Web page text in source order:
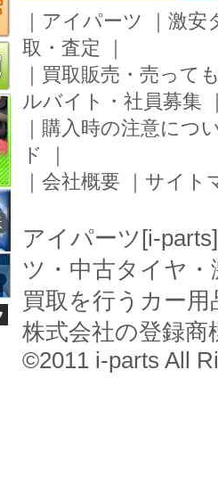
｜ アイパーツ ｜ 激安
取・査定 ｜
｜ 買取販売・売って
ルバイト・社員募集
｜ 購入時の注意につ
ド
｜
｜ 会社概要 ｜ サイト
アイパーツ[i-
ツ・中古タイヤ
買取を行うカー
株式会社の登録商
©2011 i-parts All